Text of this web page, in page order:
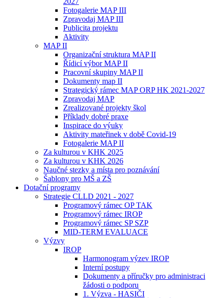
Fotogalerie MAP III
Zpravodaj MAP III
Publicita projektu
Aktivity
MAP II
Organizační struktura MAP II
Řídicí výbor MAP II
Pracovní skupiny MAP II
Dokumenty map II
Strategický rámec MAP ORP HK 2021-2027
Zpravodaj MAP
Zrealizované projekty škol
Příklady dobré praxe
Inspirace do výuky
Aktivity mateřinek v době Covid-19
Fotogalerie MAP II
Za kulturou v KHK 2025
Za kulturou v KHK 2026
Naučné stezky a místa pro poznávání
Šablony pro MŠ a ZŠ
Dotační programy
Strategie CLLD 2021 - 2027
Programový rámec OP TAK
Programový rámec IROP
Programový rámec SP SZP
MID-TERM EVALUACE
Výzvy
IROP
Harmonogram výzev IROP
Interní postupy
Dokumenty a příručky pro administraci
žádosti o podporu
1. Výzva - HASIČI